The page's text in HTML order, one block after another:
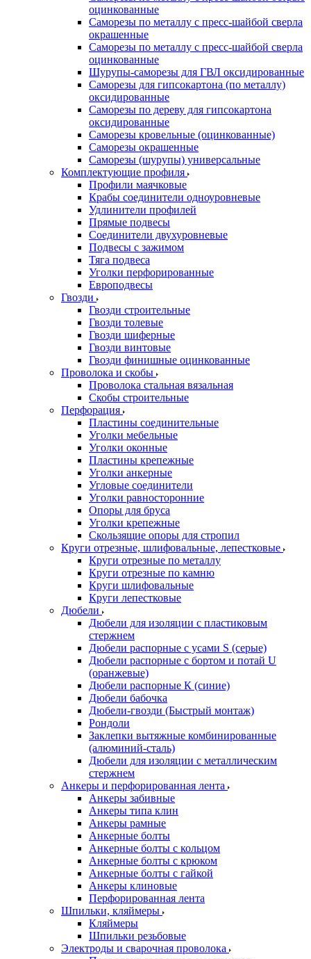
оцинкованные
Саморезы по металлу с пресс-шайбой сверла
окрашенные
Саморезы по металлу с пресс-шайбой сверла
оцинкованные
Шурупы-саморезы для ГВЛ оксидированные
Саморезы для гипсокартона (по металлу)
оксидированные
Саморезы по дереву для гипсокартона
оксидированные
Саморезы кровельные (оцинкованные)
Саморезы окрашенные
Саморезы (шурупы) универсальные
Комплектующие профиля
Профили маячковые
Крабы соединители одноуровневые
Удлинители профилей
Прямые подвесы
Соединители двухуровневые
Подвесы с зажимом
Тяга подвеса
Уголки перфорированные
Европодвесы
Гвозди
Гвозди строительные
Гвозди толевые
Гвозди шиферные
Гвозди винтовые
Гвозди финишные оцинкованные
Проволока и скобы
Проволока стальная вязальная
Скобы строительные
Перфорация
Пластины соединительные
Уголки мебельные
Уголки оконные
Пластины крепежные
Уголки анкерные
Угловые соединители
Уголки равносторонние
Опоры для бруса
Уголки крепежные
Скользящие опоры для стропил
Круги отрезные, шлифовальные, лепестковые
Круги отрезные по металлу
Круги отрезные по камню
Круги шлифовальные
Круги лепестковые
Дюбели
Дюбели для изоляции с пластиковым
стержнем
Дюбели распорные с усами S (серые)
Дюбели распорные c бортом и потай U
(оранжевые)
Дюбели распорные К (синие)
Дюбели бабочка
Дюбели-гвозди (Быстрый монтаж)
Рондоли
Заклепки вытяжные комбинированные
(алюминий-сталь)
Дюбели для изоляции с металлическим
стержнем
Анкеры и перфорированная лента
Анкеры забивные
Анкеры типа клин
Анкеры рамные
Анкерные болты
Анкерные болты с кольцом
Анкерные болты с крюком
Анкерные болты с гайкой
Анкеры клиновые
Перфорированная лента
Шпильки, кляймеры
Кляймеры
Шпильки резьбовые
Электроды и сварочная проволока